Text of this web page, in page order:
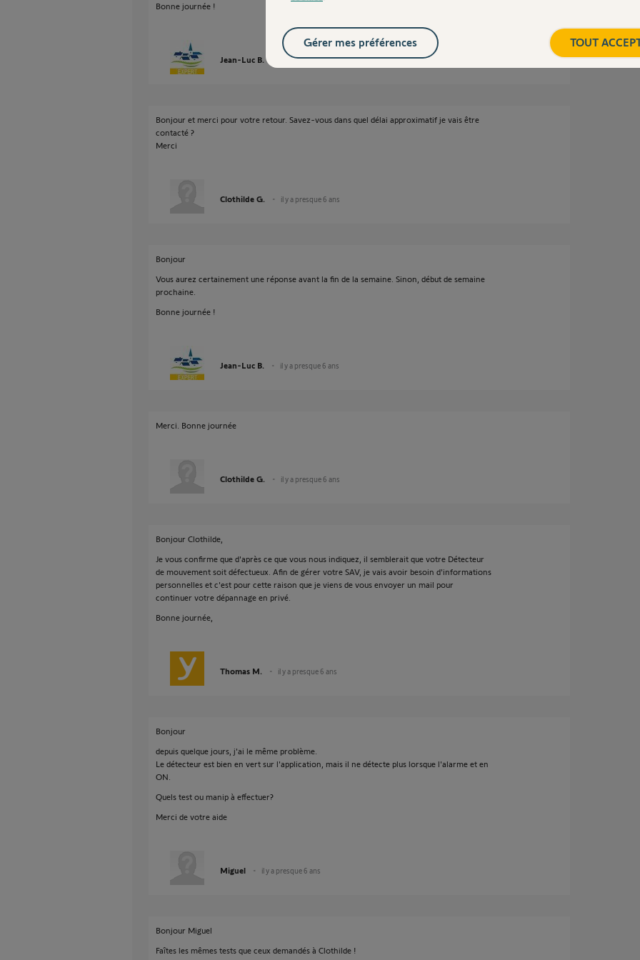
Bonne journée !
Jean-Luc B. il y a presque 6 ans
Bonjour et merci pour votre retour. Savez-vous dans quel délai approximatif je vais être
contacté ?
Merci
Clothilde G. il y a presque 6 ans
Bonjour
Vous aurez certainement une réponse avant la fin de la semaine. Sinon, début de semaine
prochaine.
Bonne journée !
Jean-Luc B. il y a presque 6 ans
Merci. Bonne journée
Clothilde G. il y a presque 6 ans
Bonjour Clothilde,
Je vous confirme que d'après ce que vous nous indiquez, il semblerait que votre Détecteur
de mouvement soit défectueux. Afin de gérer votre SAV, je vais avoir besoin d'informations
personnelles et c'est pour cette raison que je viens de vous envoyer un mail pour
continuer votre dépannage en privé.
Bonne journée,
Thomas M. il y a presque 6 ans
Bonjour
depuis quelque jours, j'ai le même problème.
Le détecteur est bien en vert sur l'application, mais il ne détecte plus lorsque l'alarme et en
ON.
Quels test ou manip à effectuer?
Merci de votre aide
Miguel il y a presque 6 ans
Bonjour Miguel
Faîtes les mêmes tests que ceux demandés à Clothilde !
TOUT
Gérer mes préférences